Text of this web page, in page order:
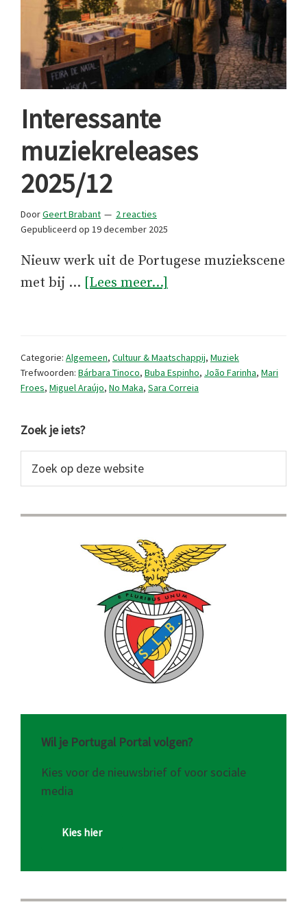
Interessante
muziekreleases
2025/12
DoorGeert Brabant
2 reacties
Gepubliceerd op 19 december 2025
Nieuw werk uit de Portugese muziekscene
met bij … [Lees meer...]
Categorie: Algemeen, Cultuur & Maatschappij, Muziek
Trefwoorden: Bárbara Tinoco, Buba Espinho, João Farinha, Mari
Froes, Miguel Araújo, No Maka, Sara Correia
Primaire
Sidebar
Zoek je iets?
op
website
Wil je Portugal Portal volgen?
Kies voor de nieuwsbrief of voor sociale
media
Kies hier